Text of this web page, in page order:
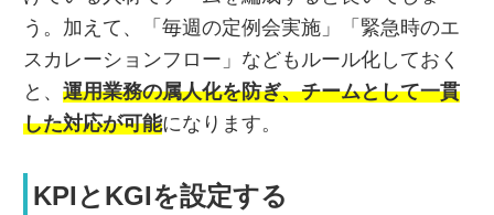
う。加えて、「毎週の定例会実施」「緊急時のエ
スカレーションフロー」などもルール化しておく
と、 運用業務の属人化を防ぎ、チームとして一貫
した対応が可能になります。
KPIとKGIを設定する